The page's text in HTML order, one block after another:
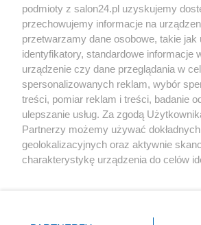
Społeczeństwo
Kultura
X Facebook
podmioty z salon24.pl uzyskujemy
przechowujemy informacje na
przetwarzamy dane osobowe, takie jak
identyfikatory, standardowe informacje
urządzenie czy dane przeglądania w
spersonalizowanych reklam, wybór
treści, pomiar reklam i treści, badanie
ulepszanie usług. Za zgodą
Partnerzy możemy używać
geolokalizacyjnych oraz aktywnie
charakterystykę urządzenia do celów
zmienić/wycofać klikając przycisk